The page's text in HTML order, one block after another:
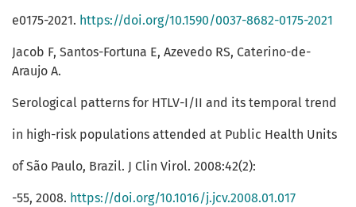
e0175-2021. https://doi.org/10.1590/0037-8682-0175-2021
Jacob F, Santos-Fortuna E, Azevedo RS, Caterino-de-
Araujo A.
Serological patterns for HTLV-I/II and its temporal trend
in high-risk populations attended at Public Health Units
of São Paulo, Brazil. J Clin Virol. 2008:42(2):
-55, 2008. https://doi.org/10.1016/j.jcv.2008.01.017